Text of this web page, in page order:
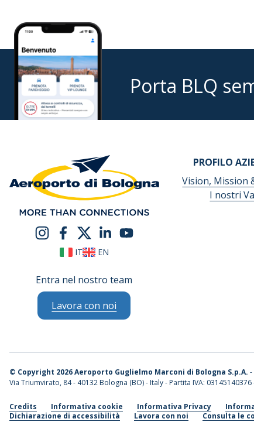
Porta BLQ
IT EN
Entra nel nostro team
Lavora con noi
PROFILO
Vision, Mission
I nostri
© Copyright 2026 Aeroporto Guglielmo Marconi di Bologna S.p.A. -
Via Triumvirato, 84 - 40132 Bologna (BO) - Italy - Partita IVA:
Credits Informativa cookie Informativa Privacy
Dichiarazione di accessibilità
Lavora con noi Consulta le